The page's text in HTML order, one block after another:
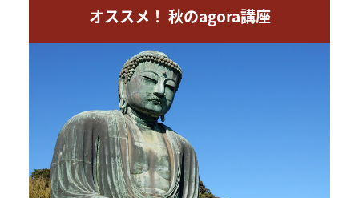
オススメ！ 秋のagora講座